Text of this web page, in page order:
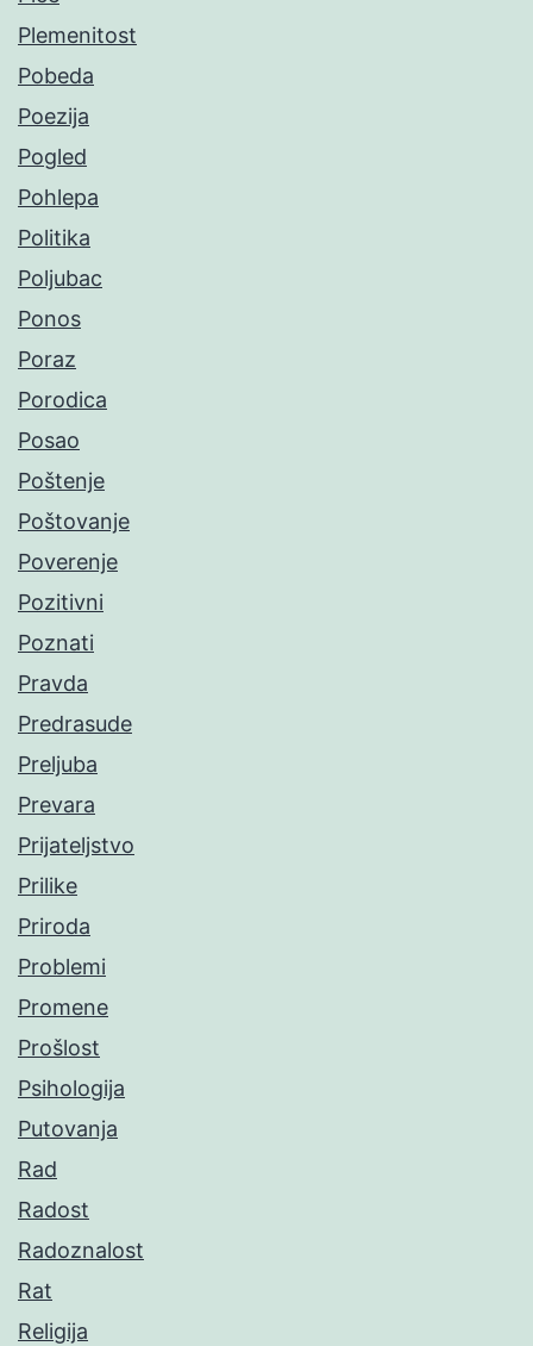
Plemenitost
Pobeda
Poezija
Pogled
Pohlepa
Politika
Poljubac
Ponos
Poraz
Porodica
Posao
Poštenje
Poštovanje
Poverenje
Pozitivni
Poznati
Pravda
Predrasude
Preljuba
Prevara
Prijateljstvo
Prilike
Priroda
Problemi
Promene
Prošlost
Psihologija
Putovanja
Rad
Radost
Radoznalost
Rat
Religija